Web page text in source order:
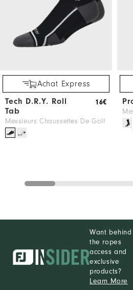
Achat Express
Tech D.R.Y. Roll
Tab
Messieurs Chaussettes De Golf
16€
Want behind
the ropes
access and
exclusive
products?
Learn More